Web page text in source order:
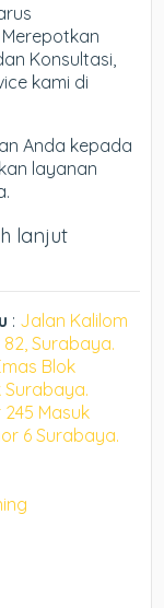
Konsultasi,
kami di
Anda kepada
layanan
lanjut
: Jalan Kalilom
Surabaya.
Blok
Surabaya.
Masuk
6 Surabaya.